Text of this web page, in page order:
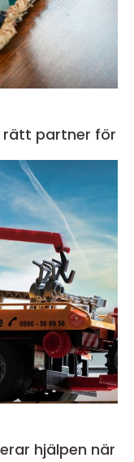
hjälpen när